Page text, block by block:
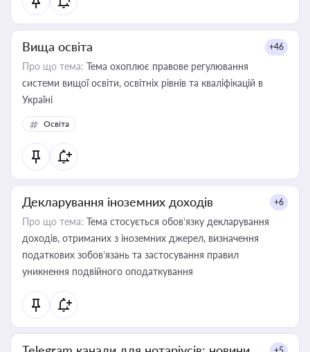
Вища освіта +46
Про що тема: Тема охоплює правове регулювання
системи вищої освіти, освітніх рівнів та кваліфікацій в
Україні
Освіта
Декларування іноземних доходів +6
Про що тема: Тема стосується обов’язку декларування
доходів, отриманих з іноземних джерел, визначення
податкових зобов’язань та застосування правил
уникнення подвійного оподаткування